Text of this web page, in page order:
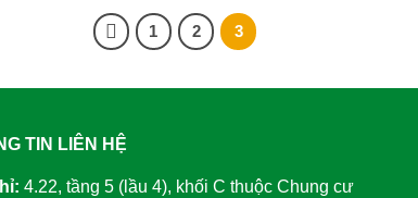
1 2 3
TIN LIÊN HỆ
4.22, tầng 5 (lầu 4), khối C thuộc Chung cư